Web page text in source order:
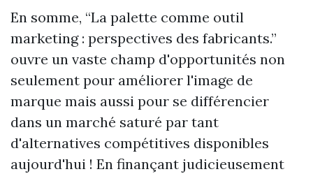
En somme, “La palette comme outil
marketing : perspectives des fabricants.”
ouvre un vaste champ d'opportunités non
seulement pour améliorer l'image de
marque mais aussi pour se différencier
dans un marché saturé par tant
d'alternatives compétitives disponibles
aujourd'hui ! En finançant judicieusement